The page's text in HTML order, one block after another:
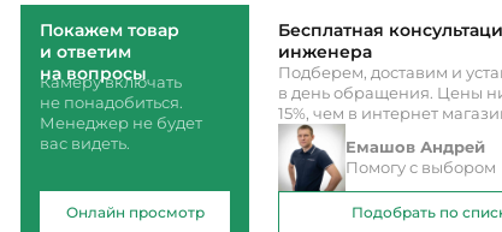
Покажем товар
и ответим
на вопросы
Камеру включать
не понадобиться.
Менеджер не будет
вас видеть.
Онлайн просмотр
Бесплатная
инженера
Подберем, доставим и
в день обращения. Цены
15%, чем в интернет
Емашов Андрей
Помогу с выбором
Подобрать по